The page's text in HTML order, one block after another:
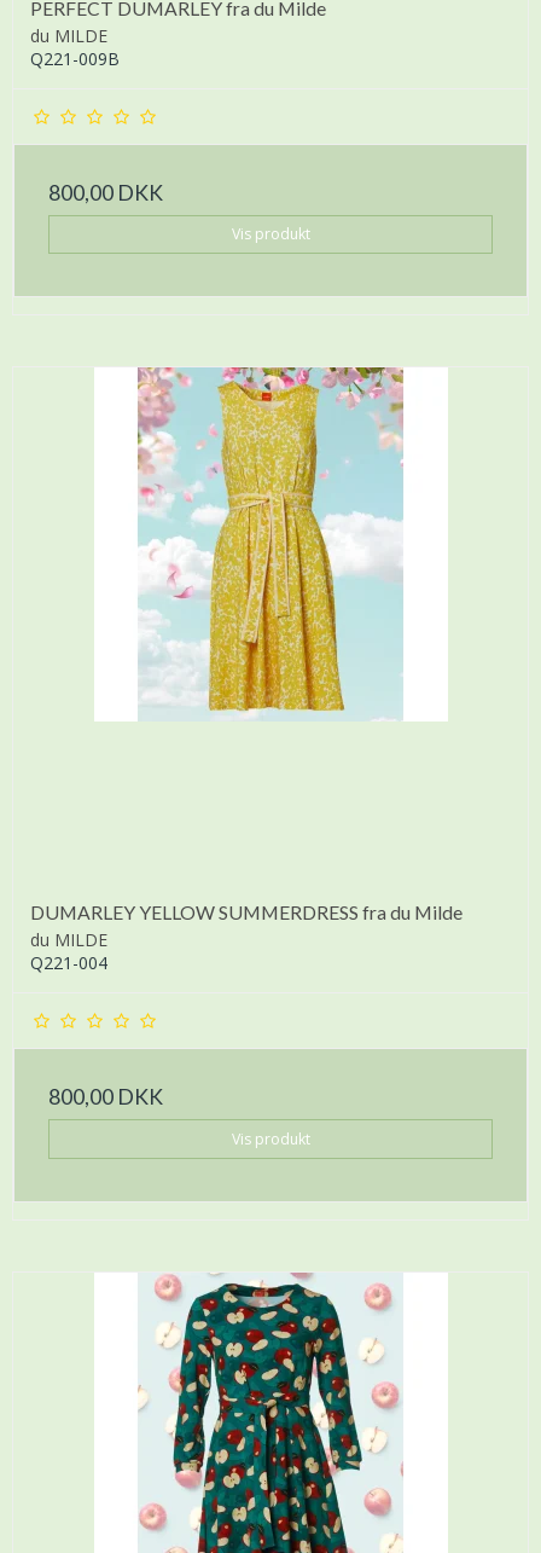
PERFECT DUMARLEY fra du Milde
du MILDE
Q221-009B
800,00 DKK
Vis produkt
DUMARLEY YELLOW SUMMERDRESS fra du Milde
du MILDE
Q221-004
800,00 DKK
Vis produkt